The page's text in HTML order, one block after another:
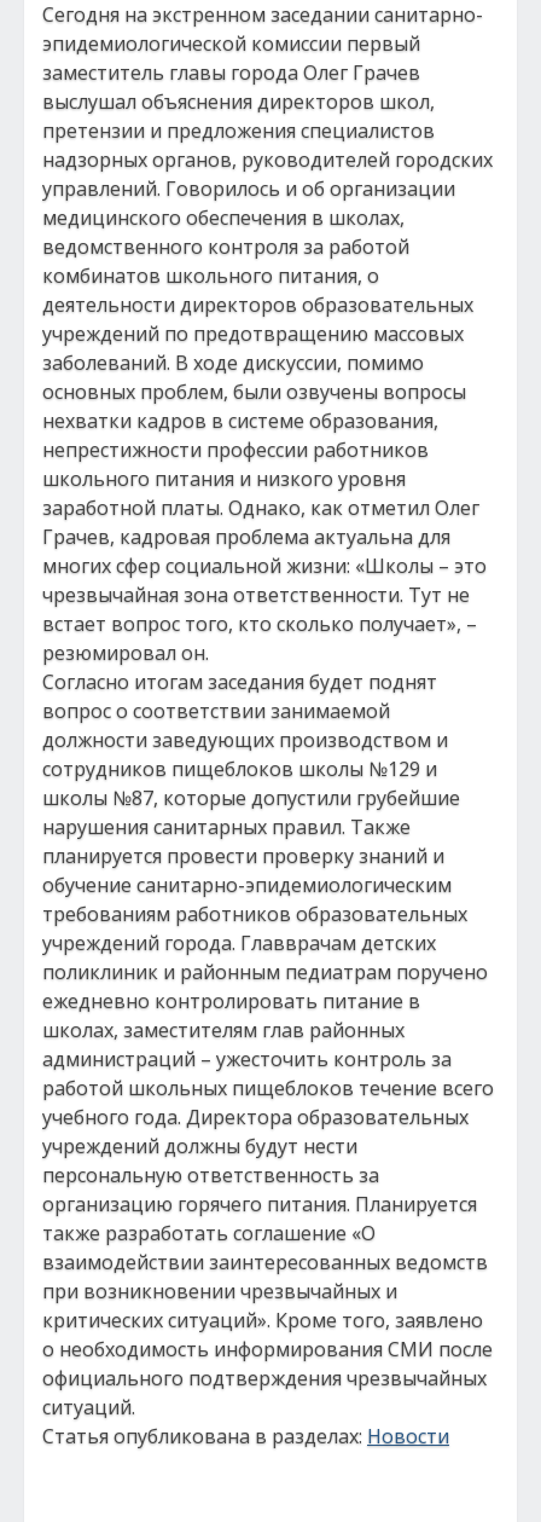
Сегодня на экстренном заседании санитарно-
эпидемиологической комиссии первый
заместитель главы города Олег Грачев
выслушал объяснения директоров школ,
претензии и предложения специалистов
надзорных органов, руководителей городских
управлений. Говорилось и об организации
медицинского обеспечения в школах,
ведомственного контроля за работой
комбинатов школьного питания, о
деятельности директоров образовательных
учреждений по предотвращению массовых
заболеваний. В ходе дискуссии, помимо
основных проблем, были озвучены вопросы
нехватки кадров в системе образования,
непрестижности профессии работников
школьного питания и низкого уровня
заработной платы. Однако, как отметил Олег
Грачев, кадровая проблема актуальна для
многих сфер социальной жизни: «Школы – это
чрезвычайная зона ответственности. Тут не
встает вопрос того, кто сколько получает», –
резюмировал он.
Согласно итогам заседания будет поднят
вопрос о соответствии занимаемой
должности заведующих производством и
сотрудников пищеблоков школы №129 и
школы №87, которые допустили грубейшие
нарушения санитарных правил. Также
планируется провести проверку знаний и
обучение санитарно-эпидемиологическим
требованиям работников образовательных
учреждений города. Главврачам детских
поликлиник и районным педиатрам поручено
ежедневно контролировать питание в
школах, заместителям глав районных
администраций – ужесточить контроль за
работой школьных пищеблоков течение всего
учебного года. Директора образовательных
учреждений должны будут нести
персональную ответственность за
организацию горячего питания. Планируется
также разработать соглашение «О
взаимодействии заинтересованных ведомств
при возникновении чрезвычайных и
критических ситуаций». Кроме того, заявлено
о необходимость информирования СМИ после
официального подтверждения чрезвычайных
ситуаций.
Статья опубликована в разделах: Новости